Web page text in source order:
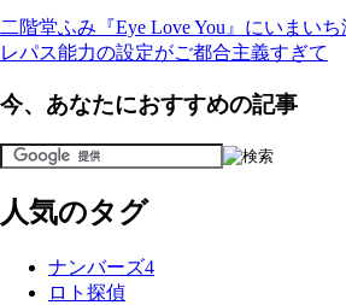
二階堂ふみ『Eye Love You』にいまい
レパス能力の設定がご都合主義すぎて
今、あなたにおすすめの記事
人気のタグ
ナンバーズ4
ロト探偵